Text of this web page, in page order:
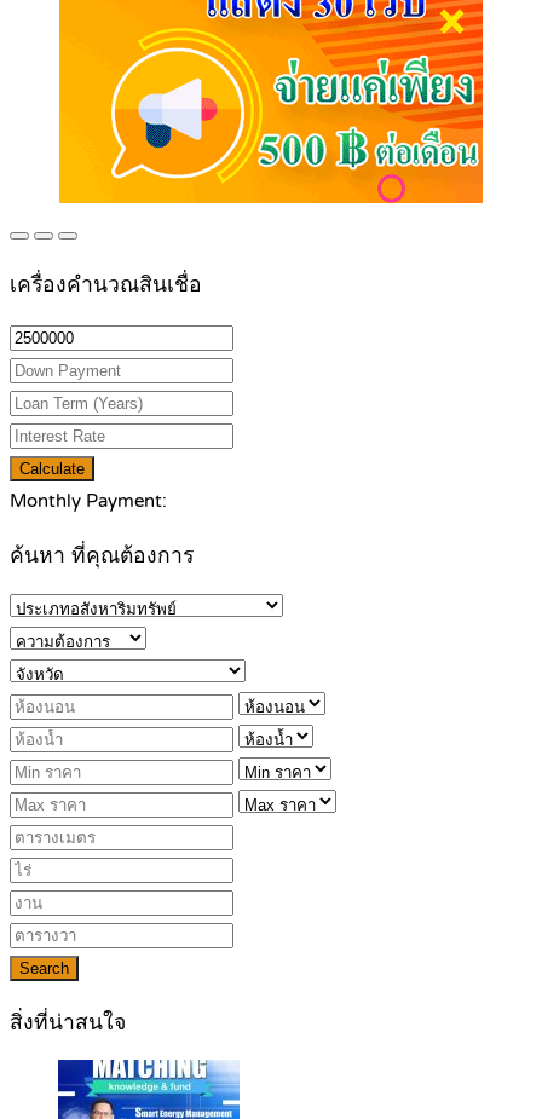
เครื่องคำนวณสินเชื่อ
Calculate
Monthly Payment:
ค้นหา ที่คุณต้องการ
Search
สิ่งที่น่าสนใจ